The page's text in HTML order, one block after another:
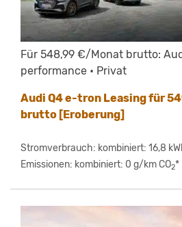
Für 548,99 €/Monat brutto:
performance • Privat
Audi Q4 e-tron Leasing für
brutto [Eroberung]
Stromverbrauch: kombiniert: 16,8
Emissionen: kombiniert: 0 g/km CO2*